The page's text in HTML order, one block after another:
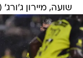
שועה, מיירון ג'ורג'